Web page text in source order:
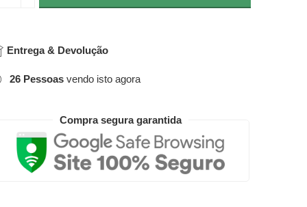
Entrega & Devolução
26 Pessoas vendo isto agora
Compra segura garantida